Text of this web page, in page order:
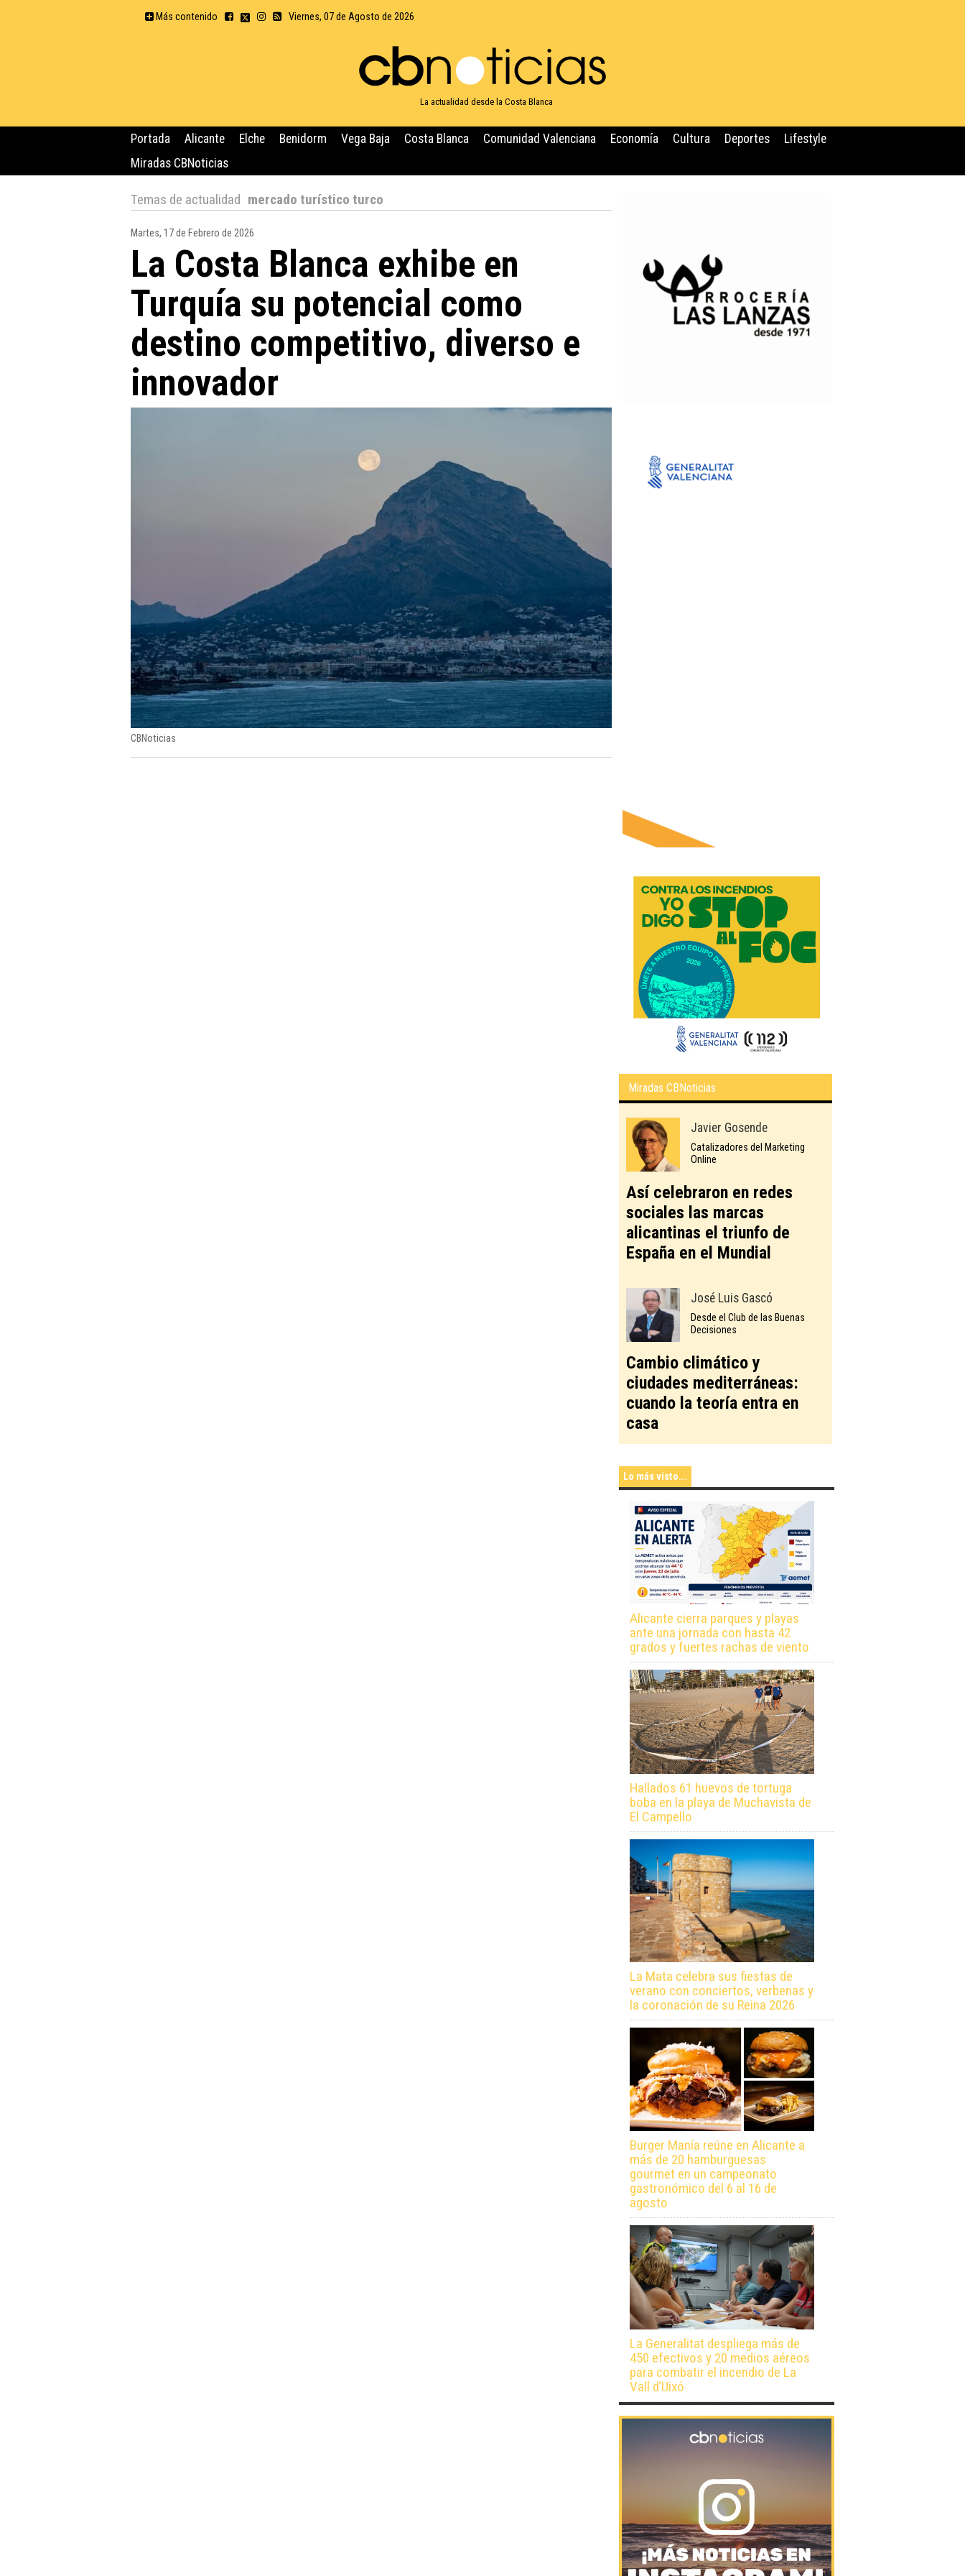
Más contenido Viernes, 07 de Agosto de 2026
La actualidad desde la Costa Blanca
Portada Alicante Elche Benidorm Vega Baja Costa Blanca Comunidad Valenciana Economía Cultura Deportes
Lifestyle
Miradas CBNoticias
Temas de actualidad mercado turístico turco
Martes, 17 de Febrero de 2026
La Costa Blanca exhibe en
Turquía su potencial como
destino competitivo, diverso e
innovador
CBNoticias
Miradas CBNoticias
Javier Gosende
Catalizadores del Marketing
Online
Así celebraron en redes
sociales las marcas
alicantinas el triunfo de
España en el Mundial
José Luis Gascó
Desde el Club de las Buenas
Decisiones
Cambio climático y
ciudades mediterráneas:
cuando la teoría entra en
casa
Lo más visto...
Alicante cierra parques y playas
ante una jornada con hasta 42
grados y fuertes rachas de viento
Hallados 61 huevos de tortuga
boba en la playa de Muchavista de
El Campello
La Mata celebra sus fiestas de
verano con conciertos, verbenas y
la coronación de su Reina 2026
Burger Manía reúne en Alicante a
más de 20 hamburguesas
gourmet en un campeonato
gastronómico del 6 al 16 de
agosto
La Generalitat despliega más de
450 efectivos y 20 medios aéreos
para combatir el incendio de La
Vall d’Uixó